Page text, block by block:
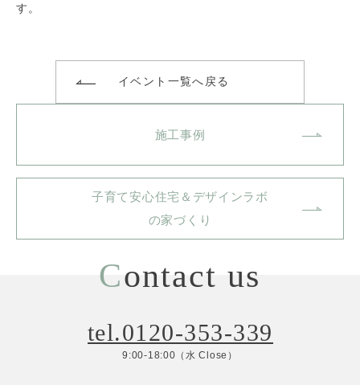
す。
イベント一覧へ戻る
施工事例
子育て安心住宅＆デザインラボ
の家づくり
Contact us
tel.0120-353-339
9:00-18:00（水 Close）